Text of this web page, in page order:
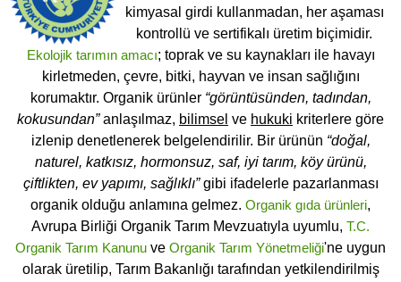
kimyasal girdi kullanmadan, her aşaması
kontrollü ve sertifikalı üretim biçimidir.
Ekolojik tarımın amacı; toprak ve su kaynakları ile havayı
kirletmeden, çevre, bitki, hayvan ve insan sağlığını
korumaktır. Organik ürünler “görüntüsünden, tadından,
kokusundan”anlaşılmaz, bilimsel ve hukuki kriterlere göre
izlenip denetlenerek belgelendirilir. Bir ürünün “doğal,
naturel, katkısız, hormonsuz, saf, iyi tarım, köy ürünü,
çiftlikten, ev yapımı, sağlıklı”gibi ifadelerle pazarlanması
organik olduğu anlamına gelmez. Organik gıda ürünleri,
Avrupa Birliği Organik Tarım Mevzuatıyla uyumlu, T.C.
Organik Tarım Kanunu ve Organik Tarım Yönetmeliği'ne uygun
olarak üretilip, Tarım Bakanlığı tarafından yetkilendirilmiş